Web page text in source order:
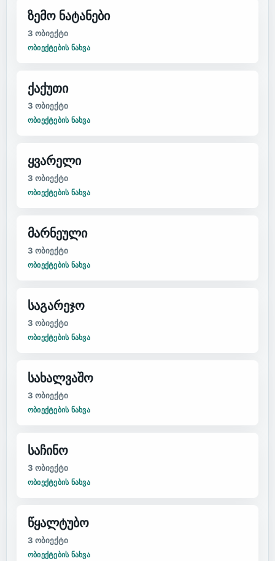
ზემო ნატანები
3 ობიექტი
ᲝᲑᲘᲔᲥᲢᲔᲑᲘᲡ ᲜᲐᲮᲕᲐ
ქაქუთი
3 ობიექტი
ᲝᲑᲘᲔᲥᲢᲔᲑᲘᲡ ᲜᲐᲮᲕᲐ
ყვარელი
3 ობიექტი
ᲝᲑᲘᲔᲥᲢᲔᲑᲘᲡ ᲜᲐᲮᲕᲐ
მარნეული
3 ობიექტი
ᲝᲑᲘᲔᲥᲢᲔᲑᲘᲡ ᲜᲐᲮᲕᲐ
საგარეჯო
3 ობიექტი
ᲝᲑᲘᲔᲥᲢᲔᲑᲘᲡ ᲜᲐᲮᲕᲐ
სახალვაშო
3 ობიექტი
ᲝᲑᲘᲔᲥᲢᲔᲑᲘᲡ ᲜᲐᲮᲕᲐ
საჩინო
3 ობიექტი
ᲝᲑᲘᲔᲥᲢᲔᲑᲘᲡ ᲜᲐᲮᲕᲐ
წყალტუბო
3 ობიექტი
ᲝᲑᲘᲔᲥᲢᲔᲑᲘᲡ ᲜᲐᲮᲕᲐ